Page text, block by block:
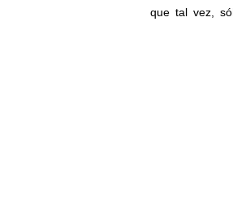
que tal vez,